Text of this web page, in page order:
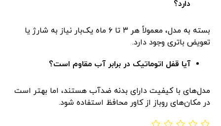
دارد؟
بسته به مدل، معمولاً هر ۳ تا ۶ ماه یک‌بار نیاز به شارژ یا
تعویض باتری وجود دارد.
آیا قفل اتوماتیک در برابر آب مقاوم است؟
مدل‌های با کیفیت دارای بدنه ضدآب هستند، اما بهتر است
در مکان‌های روباز از کاور محافظ استفاده شود.